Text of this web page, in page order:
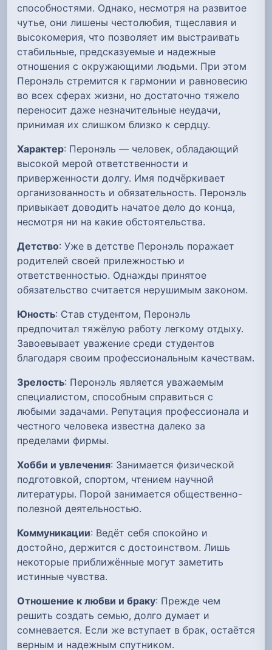
способностями. Однако, несмотря на развитое
чутье, они лишены честолюбия, тщеславия и
высокомерия, что позволяет им выстраивать
стабильные, предсказуемые и надежные
отношения с окружающими людьми. При этом
Перонэль стремится к гармонии и равновесию
во всех сферах жизни, но достаточно тяжело
переносит даже незначительные неудачи,
принимая их слишком близко к сердцу.
Характер: Перонэль — человек, обладающий
высокой мерой ответственности и
приверженности долгу. Имя подчёркивает
организованность и обязательность. Перонэль
привыкает доводить начатое дело до конца,
несмотря ни на какие обстоятельства.
Детство: Уже в детстве Перонэль поражает
родителей своей прилежностью и
ответственностью. Однажды принятое
обязательство считается нерушимым законом.
Юность: Став студентом, Перонэль
предпочитал тяжёлую работу легкому отдыху.
Завоевывает уважение среди студентов
благодаря своим профессиональным качествам.
Зрелость: Перонэль является уважаемым
специалистом, способным справиться с
любыми задачами. Репутация профессионала и
честного человека известна далеко за
пределами фирмы.
Хобби и увлечения: Занимается физической
подготовкой, спортом, чтением научной
литературы. Порой занимается общественно-
полезной деятельностью.
Коммуникации: Ведёт себя спокойно и
достойно, держится с достоинством. Лишь
некоторые приближённые могут заметить
истинные чувства.
Отношение к любви и браку: Прежде чем
решить создать семью, долго думает и
сомневается. Если же вступает в брак, остаётся
верным и надежным спутником.